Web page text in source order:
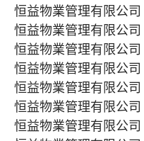
恒益物業管理有限公
恒益物業管理有限公司
恒益物業管理有限公
恒益物業管理有限公
恒益物業管理有限公
恒益物業管理有限公司
恒益物業管理有限公